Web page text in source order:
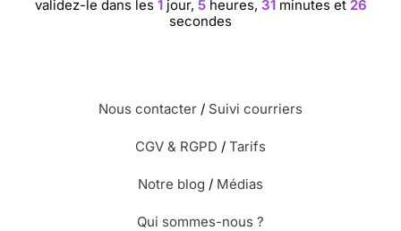
validez-le dans les 1 jour, 5 heures, 31 minutes et 25
secondes
Nous contacter / Suivi courriers
CGV & RGPD / Tarifs
Notre blog / Médias
Qui sommes-nous ?